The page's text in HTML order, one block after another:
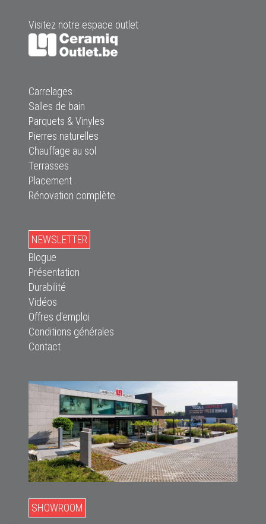
Visitez notre espace outlet
Carrelages
Salles de bain
Parquets & Vinyles
Pierres naturelles
Chauffage au sol
Terrasses
Placement
Rénovation complète
NEWSLETTER
Blogue
Présentation
Durabilité
Vidéos
Offres d'emploi
Conditions générales
Contact
SHOWROOM